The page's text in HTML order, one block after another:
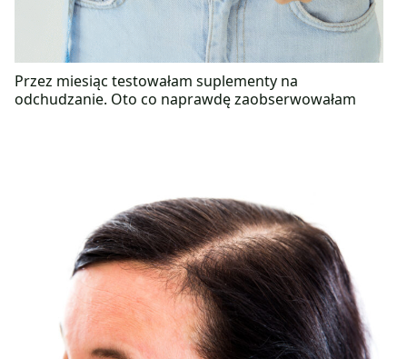
Przez miesiąc testowałam suplementy na
odchudzanie. Oto co naprawdę zaobserwowałam